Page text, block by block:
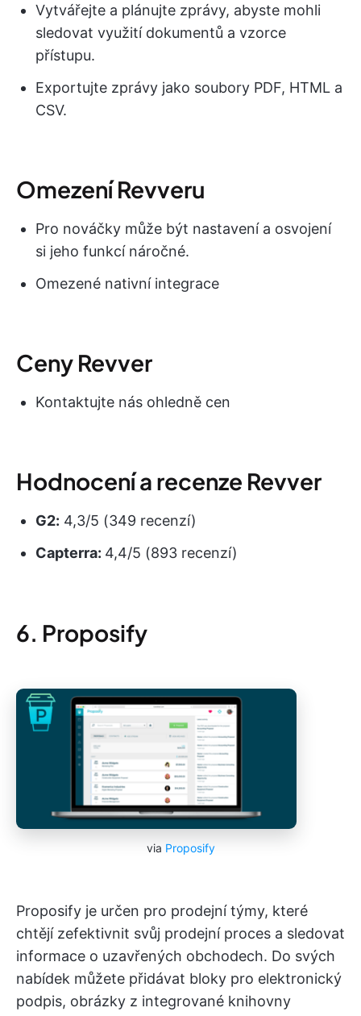
Vytvářejte a plánujte zprávy, abyste mohli
sledovat využití dokumentů a vzorce
přístupu.
Exportujte zprávy jako soubory PDF, HTML a
CSV.
Omezení Revveru
Pro nováčky může být nastavení a osvojení
si jeho funkcí náročné.
Omezené nativní integrace
Ceny Revver
Kontaktujte nás ohledně cen
Hodnocení a recenze Revver
G2: 4,3/5 (349 recenzí)
Capterra: 4,4/5 (893 recenzí)
6. Proposify
via Proposify
Proposify je určen pro prodejní týmy, které
chtějí zefektivnit svůj prodejní proces a sledovat
informace o uzavřených obchodech. Do svých
nabídek můžete přidávat bloky pro elektronický
podpis, obrázky z integrované knihovny